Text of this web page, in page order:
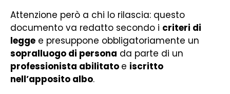
Attenzione però a chi lo rilascia: questo
documento va redatto secondo i criteri di
legge e presuppone obbligatoriamente un
sopralluogo di persona da parte di un
professionista abilitato e iscritto
nell’apposito albo.